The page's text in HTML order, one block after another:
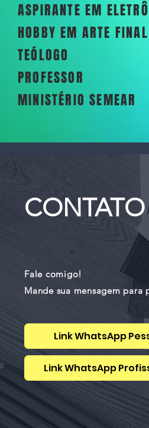
ASPIRANTE EM
HOBBY EM ARTE
TEÓLOGO
PROFESSOR
MINISTÉRIO SEMEAR
CONTATO
Fale comigo!
Mande sua mensagem para
Link WhatsApp
Link WhatsApp